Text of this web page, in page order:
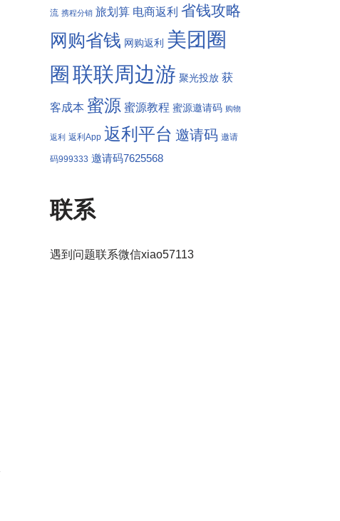
流 携程分销 旅划算 电商返利 省钱攻略
网购省钱 网购返利 美团圈
圈 联联周边游 聚光投放 获
客成本 蜜源 蜜源教程 蜜源邀请码 购物
返利 返利App 返利平台 邀请码 邀请
码999333 邀请码7625568
联系
遇到问题联系微信xiao57113